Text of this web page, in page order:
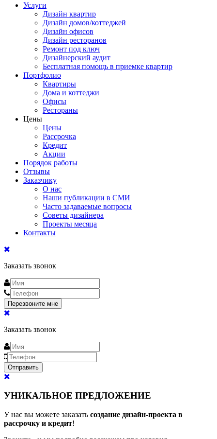
Услуги
Дизайн квартир
Дизайн домов/коттеджей
Дизайн офисов
Дизайн ресторанов
Ремонт под ключ
Дизайнерский аудит
Бесплатная помощь в приемке квартир
Портфолио
Квартиры
Дома и коттеджи
Офисы
Рестораны
Цены
Цены
Рассрочка
Кредит
Акции
Порядок работы
Отзывы
Заказчику
О нас
Наши публикации в СМИ
Часто задаваемые вопросы
Советы дизайнера
Проекты месяца
Контакты
Заказать звонок
Заказать звонок
УНИКАЛЬНОЕ ПРЕДЛОЖЕНИЕ
У нас вы можете заказать создание дизайн-проекта в
рассрочку и кредит!